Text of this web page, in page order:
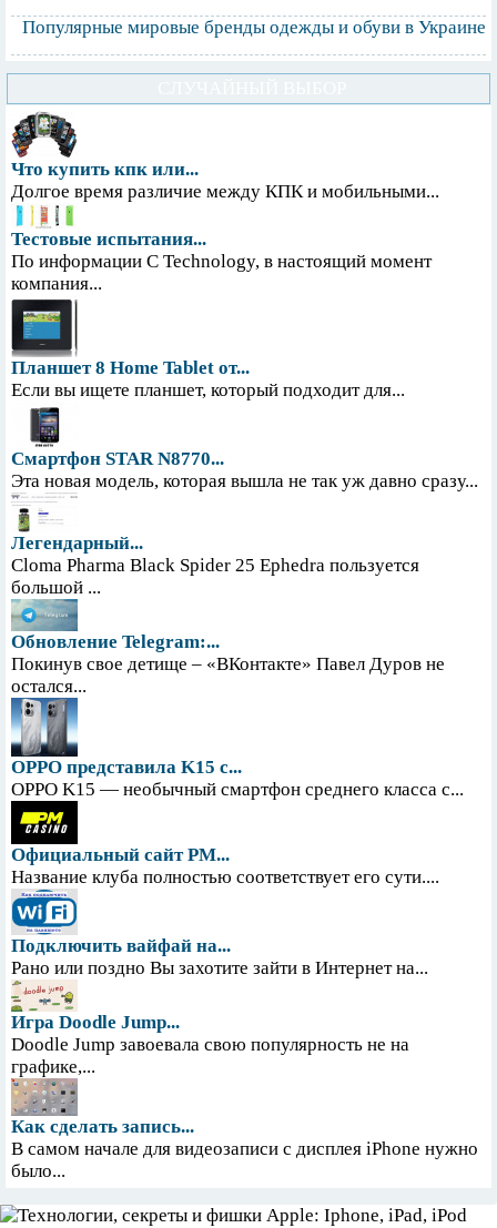
Популярные мировые бренды одежды и обуви в Украине
Что купить кпк или...
Долгое время различие между КПК и мобильными...
Тестовые испытания...
По информации С Technology, в настоящий момент
компания...
Планшет 8 Home Tablet от...
Если вы ищете планшет, который подходит для...
Смартфон STAR N8770...
Эта новая модель, которая вышла не так уж давно сразу...
Легендарный...
Cloma Pharma Black Spider 25 Ephedra пользуется
большой ...
Обновление Telegram:...
Покинув свое детище – «ВКонтакте» Павел Дуров не
остался...
OPPO представила K15 с...
OPPO K15 — необычный смартфон среднего класса с...
Официальный сайт PM...
Название клуба полностью соответствует его сути....
Подключить вайфай на...
Рано или поздно Вы захотите зайти в Интернет на...
Игра Doodle Jump...
Doodle Jump завоевала свою популярность не на
графике,...
Как сделать запись...
В самом начале для видеозаписи с дисплея iPhone нужно
было...